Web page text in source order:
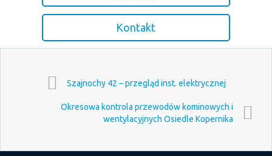
Kontakt
Szajnochy 42 – przegląd inst. elektrycznej
Okresowa kontrola przewodów kominowych i
wentylacyjnych Osiedle Kopernika